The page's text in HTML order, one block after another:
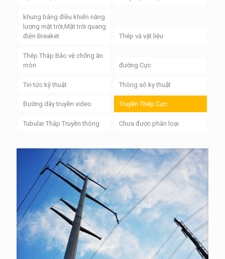
khung bảng điều khiển năng
lượng mặt trời,Mặt trời quang
điện Breaket
Thép và vật liệu
Thép Tháp Bảo vệ chống ăn
mòn
đường Cực
Tin tức kỹ thuật Thông sô ky thuật
Đường dây truyền video Truyền Thép Cực
Tubular Tháp Truyền thông Chưa được phân loại